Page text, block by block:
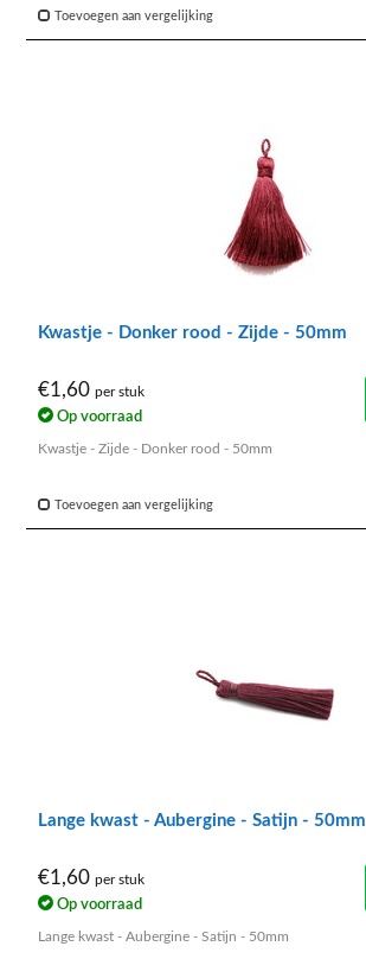
Toevoegen aan vergelijking
Kwastje - Donker rood - Zijde - 50mm
€1,60 per stuk
Op voorraad
Kwastje - Zijde - Donker rood - 50mm
Toevoegen aan vergelijking
Lange kwast - Aubergine - Satijn - 50mm
€1,60 per stuk
Op voorraad
Lange kwast - Aubergine - Satijn - 50mm